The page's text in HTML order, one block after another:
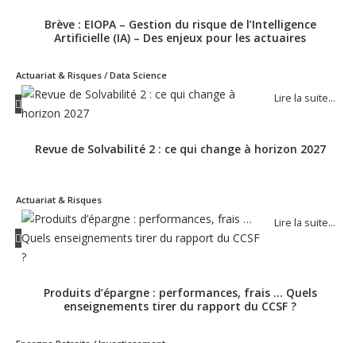
Brève : EIOPA – Gestion du risque de l’Intelligence
Artificielle (IA) – Des enjeux pour les actuaires
Actuariat & Risques / Data Science
Lire la suite…
Revue de Solvabilité 2 : ce qui change à horizon 2027
Actuariat & Risques
Lire la suite…
Produits d’épargne : performances, frais … Quels
enseignements tirer du rapport du CCSF ?